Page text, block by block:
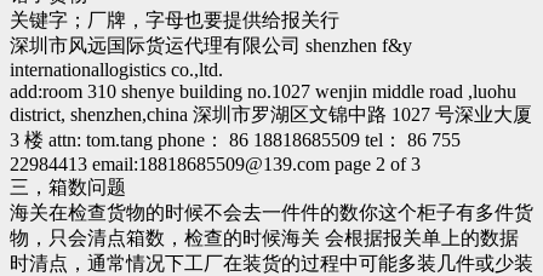
关键字；厂牌，字母也要提供给报关行
深圳市风远国际货运代理有限公司 shenzhen f&y
internationallogistics co.,ltd.
add:room 310 shenye building no.1027 wenjin middle road ,luohu
district, shenzhen,china 深圳市罗湖区文锦中路 1027 号深业大厦
3 楼 attn: tom.tang phone： 86 18818685509 tel： 86 755
22984413 email:18818685509@139.com page 2 of 3
三，箱数问题
海关在检查货物的时候不会去一件件的数你这个柜子有多件货
物，只会清点箱数，检查的时候海关 会根据报关单上的数据
时清点，通常情况下工厂在装货的过程中可能多装几件或少装